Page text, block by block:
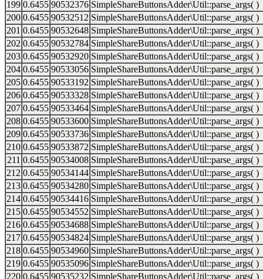
199 0.6455 90532376 SimpleShareButtonsAdder\Util::parse_args( )
200 0.6455 90532512 SimpleShareButtonsAdder\Util::parse_args( )
201 0.6455 90532648 SimpleShareButtonsAdder\Util::parse_args( )
202 0.6455 90532784 SimpleShareButtonsAdder\Util::parse_args( )
203 0.6455 90532920 SimpleShareButtonsAdder\Util::parse_args( )
204 0.6455 90533056 SimpleShareButtonsAdder\Util::parse_args( )
205 0.6455 90533192 SimpleShareButtonsAdder\Util::parse_args( )
206 0.6455 90533328 SimpleShareButtonsAdder\Util::parse_args( )
207 0.6455 90533464 SimpleShareButtonsAdder\Util::parse_args( )
208 0.6455 90533600 SimpleShareButtonsAdder\Util::parse_args( )
209 0.6455 90533736 SimpleShareButtonsAdder\Util::parse_args( )
210 0.6455 90533872 SimpleShareButtonsAdder\Util::parse_args( )
211 0.6455 90534008 SimpleShareButtonsAdder\Util::parse_args( )
212 0.6455 90534144 SimpleShareButtonsAdder\Util::parse_args( )
213 0.6455 90534280 SimpleShareButtonsAdder\Util::parse_args( )
214 0.6455 90534416 SimpleShareButtonsAdder\Util::parse_args( )
215 0.6455 90534552 SimpleShareButtonsAdder\Util::parse_args( )
216 0.6455 90534688 SimpleShareButtonsAdder\Util::parse_args( )
217 0.6455 90534824 SimpleShareButtonsAdder\Util::parse_args( )
218 0.6455 90534960 SimpleShareButtonsAdder\Util::parse_args( )
219 0.6455 90535096 SimpleShareButtonsAdder\Util::parse_args( )
220 0.6455 90535232 SimpleShareButtonsAdder\Util::parse_args( )